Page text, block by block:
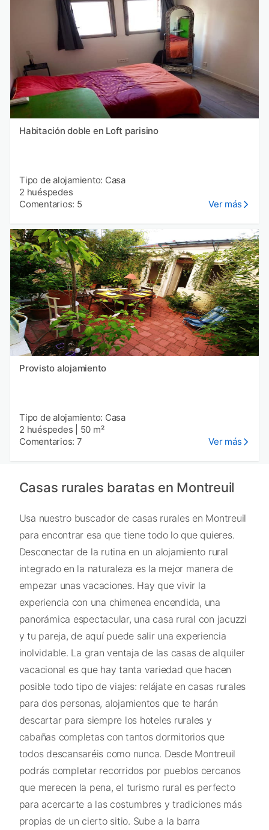
Habitación doble en Loft parisino
Tipo de alojamiento: Casa
2 huéspedes
Comentarios: 5
Ver más
Provisto alojamiento
Tipo de alojamiento: Casa
2 huéspedes
50 m²
Comentarios: 7
Ver más
Casas rurales baratas en Montreuil
Usa nuestro buscador de casas rurales en Montreuil
para encontrar esa que tiene todo lo que quieres.
Desconectar de la rutina en un alojamiento rural
integrado en la naturaleza es la mejor manera de
empezar unas vacaciones. Hay que vivir la
experiencia con una chimenea encendida, una
panorámica espectacular, una casa rural con jacuzzi
y tu pareja, de aquí puede salir una experiencia
inolvidable. La gran ventaja de las casas de alquiler
vacacional es que hay tanta variedad que hacen
posible todo tipo de viajes: relájate en casas rurales
para dos personas, alojamientos que te harán
descartar para siempre los hoteles rurales y
cabañas completas con tantos dormitorios que
todos descansaréis como nunca. Desde Montreuil
podrás completar recorridos por pueblos cercanos
que merecen la pena, el turismo rural es perfecto
para acercarte a las costumbres y tradiciones más
propias de un cierto sitio. Sube a la barra